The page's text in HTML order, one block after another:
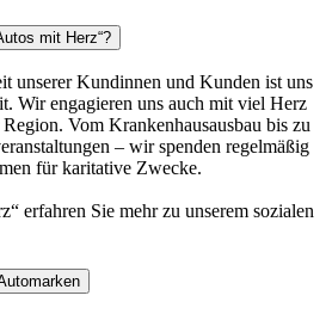
mit Herz“?
unserer Kundinnen und Kunden ist uns
Wir engagieren uns auch mit viel Herz
Vom Krankenhausausbau bis zu
– wir spenden regelmäßig
für karitative Zwecke.
erfahren Sie mehr zu unserem sozialen